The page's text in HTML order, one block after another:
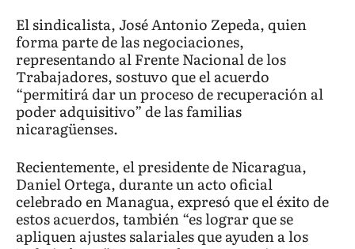
El sindicalista, José Antonio Zepeda, quien
forma parte de las negociaciones,
representando al Frente Nacional de los
Trabajadores, sostuvo que el acuerdo
“permitirá dar un proceso de recuperación al
poder adquisitivo” de las familias
nicaragüenses.
Recientemente, el presidente de Nicaragua,
Daniel Ortega, durante un acto oficial
celebrado en Managua, expresó que el éxito de
estos acuerdos, también “es lograr que se
apliquen ajustes salariales que ayuden a los